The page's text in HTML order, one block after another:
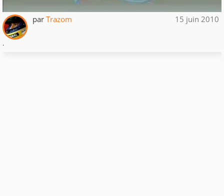
par Trazom 15 juin 2010
.